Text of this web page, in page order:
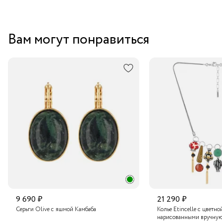
Вам могут понравиться
9 690 ₽
Серьги Olive с яшмой Камбаба
21 290 ₽
Колье Etincelle с
нарисованными